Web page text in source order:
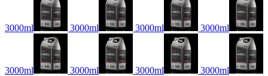
3000ml 3000ml 3000ml 3000ml
3000ml 3000ml 3000ml 3000ml